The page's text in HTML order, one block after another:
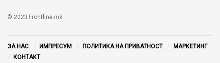
© 2023 Frontline.mk
ЗА НАС ИМПРЕСУМ ПОЛИТИКА НА ПРИВАТНОСТ
МАРКЕТИНГ
КОНТАКТ